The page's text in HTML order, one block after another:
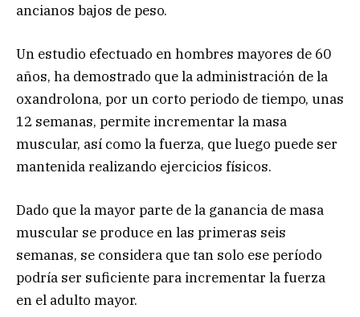
ancianos bajos de peso.
Un estudio efectuado en hombres mayores de 60
años, ha demostrado que la administración de la
oxandrolona, por un corto periodo de tiempo, unas
12 semanas, permite incrementar la masa
muscular, así como la fuerza, que luego puede ser
mantenida realizando ejercicios físicos.
Dado que la mayor parte de la ganancia de masa
muscular se produce en las primeras seis
semanas, se considera que tan solo ese período
podría ser suficiente para incrementar la fuerza
en el adulto mayor.